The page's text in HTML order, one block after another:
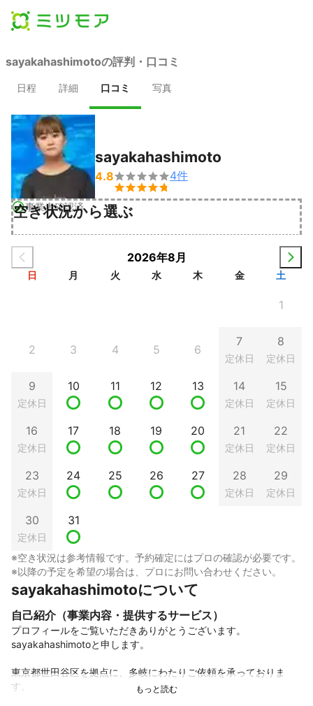
sayakahashimotoの評判・口コミ
日程 詳細 口コミ 写真
事業者確認済
sayakahashimoto
4.8

4件
空き状況から選ぶ
2026年8月
日 月 火 水 木 金 土
1
2 3 4 5 6
7
定休日
8
定休日
9
定休日
10 11 12 13 14
定休日
15
定休日
16
定休日
17 18 19 20 21
定休日
22
定休日
23
定休日
24 25 26 27 28
定休日
29
定休日
30
定休日
31
※空き状況は参考情報です。予約確定にはプロの確認が必要です。
※以降の予定を希望の場合は、プロにお問い合わせください。
sayakahashimotoについて
自己紹介（事業内容・提供するサービス）
プロフィールをご覧いただきありがとうございます。
sayakahashimotoと申します。
東京都世田谷区を拠点に、多岐にわたりご依頼を承っておりま
す。